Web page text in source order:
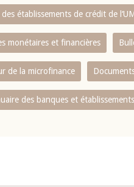
établissements de crédit de
monétaires et financières
de la microfinance
des banques et